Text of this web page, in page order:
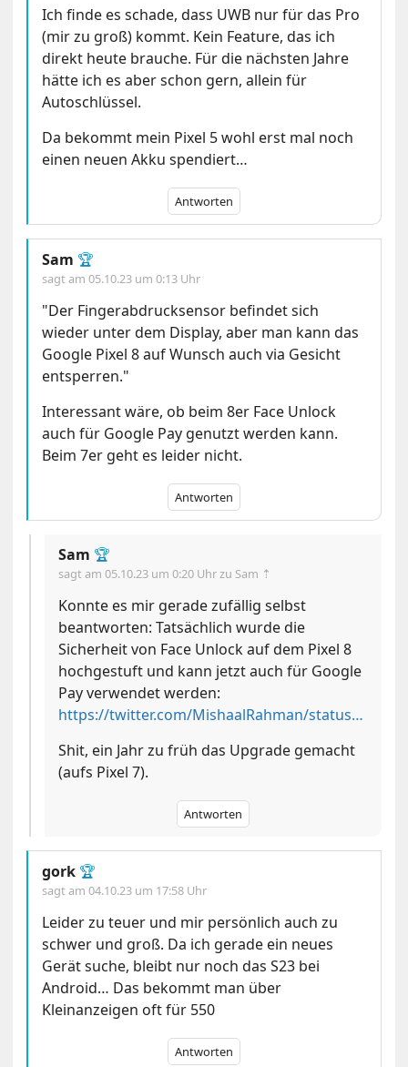
Ich finde es schade, dass UWB nur für das Pro
(mir zu groß) kommt. Kein Feature, das ich
direkt heute brauche. Für die nächsten Jahre
hätte ich es aber schon gern, allein für
Autoschlüssel.
Da bekommt mein Pixel 5 wohl erst mal noch
einen neuen Akku spendiert…
Antworten
Sam 🏆
sagt am05.10.23 um 0:13 Uhr
"Der Fingerabdrucksensor befindet sich
wieder unter dem Display, aber man kann das
Google Pixel 8 auf Wunsch auch via Gesicht
entsperren."
Interessant wäre, ob beim 8er Face Unlock
auch für Google Pay genutzt werden kann.
Beim 7er geht es leider nicht.
Antworten
Sam 🏆
sagt am05.10.23 um 0:20 Uhrzu Sam ⇡
Konnte es mir gerade zufällig selbst
beantworten: Tatsächlich wurde die
Sicherheit von Face Unlock auf dem Pixel 8
hochgestuft und kann jetzt auch für Google
Pay verwendet werden:
https://twitter.com/MishaalRahman/status/1709594298981695734
Shit, ein Jahr zu früh das Upgrade gemacht
(aufs Pixel 7).
Antworten
gork 🏆
sagt am04.10.23 um 17:58 Uhr
Leider zu teuer und mir persönlich auch zu
schwer und groß. Da ich gerade ein neues
Gerät suche, bleibt nur noch das S23 bei
Android… Das bekommt man über
Kleinanzeigen oft für 550
Antworten